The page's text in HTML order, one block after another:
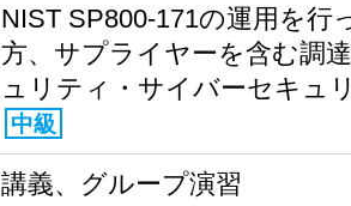
NIST SP800-171の運用を行
方、サプライヤーを含む調
ュリティ・サイバーセキュ
中級
講義、グループ演習